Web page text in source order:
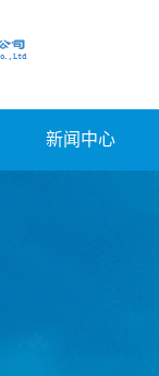
新闻中心